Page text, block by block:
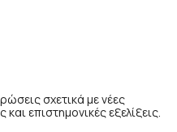
σχετικά με νέες
επιστημονικές εξελίξεις.